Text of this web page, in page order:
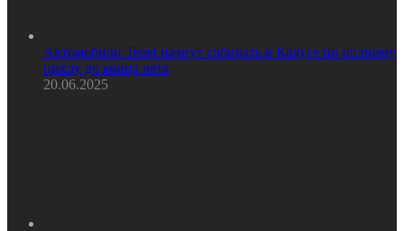
Автомобили Tenet начнут собирать в Калуге по полному
циклу до конца лета
20.06.2025